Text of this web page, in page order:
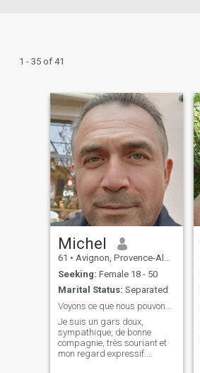
1 - 35 of 41
Michel
61 • Avignon, Provence-Alpes-Côte d'Azur, France
Seeking: Female 18 - 50
Marital Status: Separated
Je suis un gars doux,
sympathique, de bonne
compagnie, très souriant et
mon regard expressif.